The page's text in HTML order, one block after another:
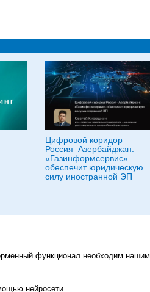
Цифровой коридор
Россия–Азербайджан:
«Газинформсервис»
обеспечит юридическую
силу иностранной ЭП
функционал необходим нашим
нейросети